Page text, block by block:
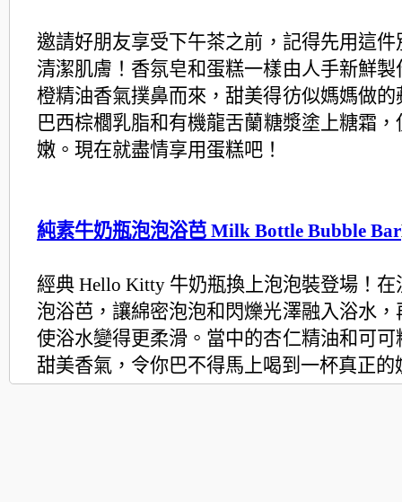
邀請好朋友享受下午茶之前，記得先用這件
清潔肌膚！ 香氛皂和蛋糕一樣由人手新鮮製
橙精油香氣撲鼻而來，甜美得彷似媽媽做的
巴西棕櫚乳脂和有機龍舌蘭糖漿塗上糖霜
嫩。 現在就盡情享用蛋糕吧！
純素牛奶瓶泡泡浴芭 Milk Bottle Bubble Bar
經典 Hello Kitty 牛奶瓶換上泡泡裝登場！在
泡浴芭，讓綿密泡泡和閃爍光澤融入浴水，
使浴水變得更柔滑。 當中的杏仁精油和可可
甜美香氣， 令你巴不得馬上喝到一杯真正的